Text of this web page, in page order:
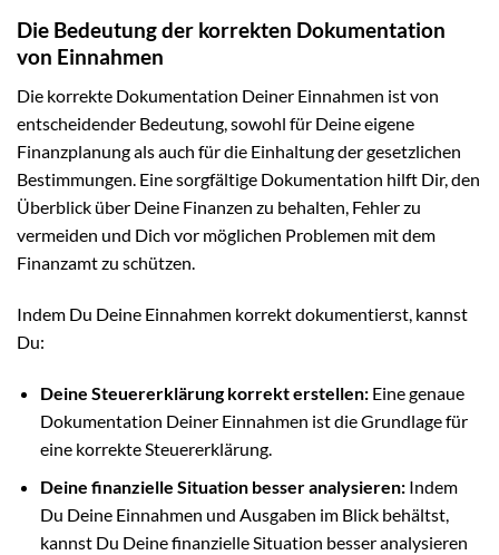
Die Bedeutung der korrekten Dokumentation
von Einnahmen
Die korrekte Dokumentation Deiner Einnahmen ist von
entscheidender Bedeutung, sowohl für Deine eigene
Finanzplanung als auch für die Einhaltung der gesetzlichen
Bestimmungen. Eine sorgfältige Dokumentation hilft Dir, den
Überblick über Deine Finanzen zu behalten, Fehler zu
vermeiden und Dich vor möglichen Problemen mit dem
Finanzamt zu schützen.
Indem Du Deine Einnahmen korrekt dokumentierst, kannst
Du:
Deine Steuererklärung korrekt erstellen:Eine genaue
Dokumentation Deiner Einnahmen ist die Grundlage für
eine korrekte Steuererklärung.
Deine finanzielle Situation besser analysieren:Indem
Du Deine Einnahmen und Ausgaben im Blick behältst,
kannst Du Deine finanzielle Situation besser analysieren